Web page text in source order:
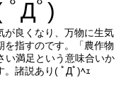
ﾟДﾟ)
が良くなり、万物に生気
を指すのです。「農作物
い満足という意味合いか
。諸説あり( ﾟДﾟ)ﾍｪ